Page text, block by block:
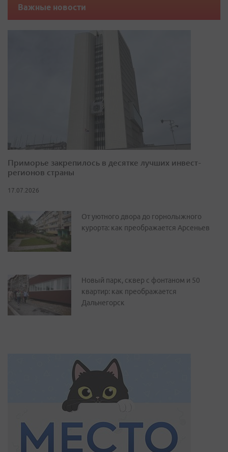
Важные новости
Приморье закрепилось в десятке лучших инвест-
регионов страны
17.07.2026
От уютного двора до горнолыжного
курорта: как преображается Арсеньев
Новый парк, сквер с фонтаном и 50
квартир: как преображается
Дальнегорск